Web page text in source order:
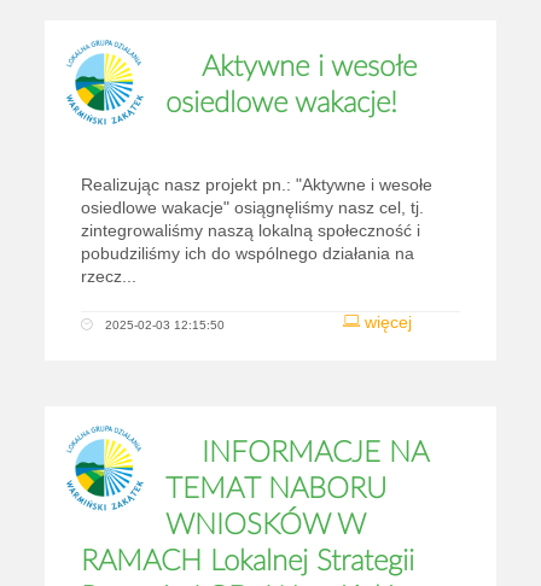
Aktywne i wesołe
osiedlowe wakacje!
Realizując nasz projekt pn.: "Aktywne i wesołe
osiedlowe wakacje" osiągnęliśmy nasz cel, tj.
zintegrowaliśmy naszą lokalną społeczność i
pobudziliśmy ich do wspólnego działania na
rzecz...
więcej
2025-02-03 12:15:50
INFORMACJE NA
TEMAT NABORU
WNIOSKÓW W
RAMACH Lokalnej Strategii